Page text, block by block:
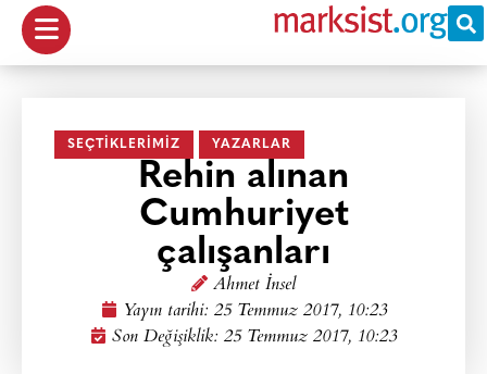
SEÇTIKLERIMIZ YAZARLAR
Rehin alınan
Cumhuriyet
çalışanları
Ahmet İnsel
Yayın tarihi: 25 Temmuz 2017, 10:23
Son Değişiklik: 25 Temmuz 2017, 10:23